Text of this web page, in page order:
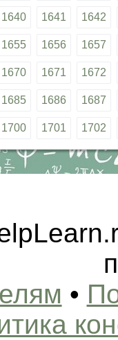
1640 1641 1642
1655 1656 1657
1670 1671 1672
1685 1686 1687
1700 1701 1702
•